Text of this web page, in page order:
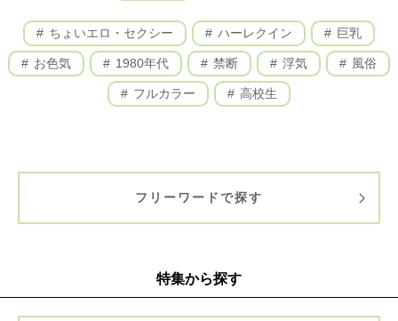
ちょいエロ・セクシー ハーレクイン 巨乳
お色気 1980年代 禁断 浮気 風俗
フルカラー 高校生
フリーワードで探す
特集から探す